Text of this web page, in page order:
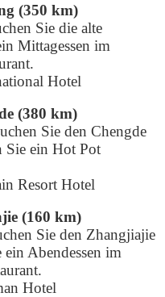
(350 km)
Sie die alte
Mittagessen im
Hotel
(380 km)
Sie den Chengde
Sie ein Hot Pot
Resort Hotel
(160 km)
Sie den Zhangjiajie
Abendessen im
Hotel